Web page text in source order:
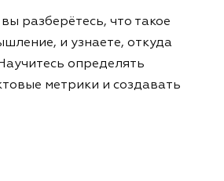
разберётесь, что такое
и узнаете, откуда
определять
метрики и создавать